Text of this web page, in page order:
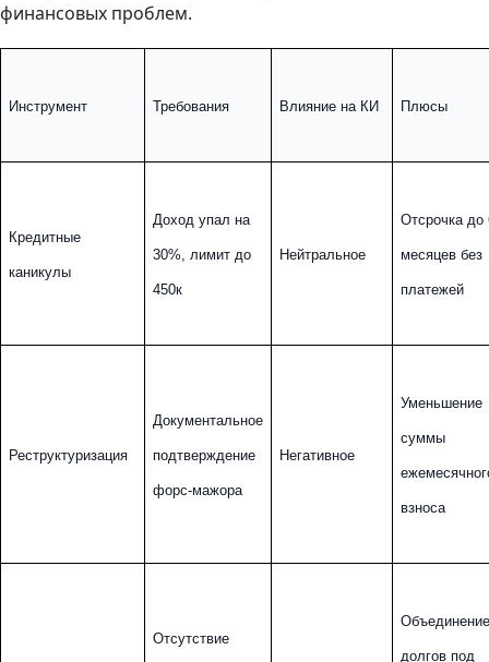
финансовых проблем.
Инструмент Требования Влияние на КИ Плюсы
Кредитные
каникулы
Доход упал на
30%, лимит до
450к
Нейтральное
Отсрочка до
месяцев без
платежей
Реструктуризация
Документальное
подтверждение
форс-мажора
Негативное
Уменьшение
суммы
взноса
Отсутствие
Объединение
долгов под